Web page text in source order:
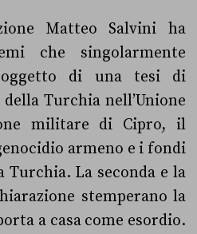
Matteo Salvini ha
che singolarmente
oggetto di una tesi di
Turchia nell’Unione
militare di Cipro, il
armeno e i fondi
La seconda e la
stemperano la
a casa come esordio.